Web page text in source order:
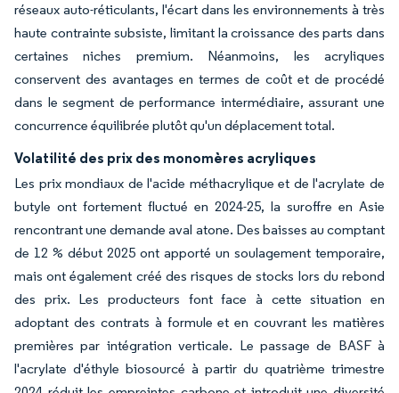
réseaux auto-réticulants, l'écart dans les environnements à très
haute contrainte subsiste, limitant la croissance des parts dans
certaines niches premium. Néanmoins, les acryliques
conservent des avantages en termes de coût et de procédé
dans le segment de performance intermédiaire, assurant une
concurrence équilibrée plutôt qu'un déplacement total.
Volatilité des prix des monomères acryliques
Les prix mondiaux de l'acide méthacrylique et de l'acrylate de
butyle ont fortement fluctué en 2024-25, la suroffre en Asie
rencontrant une demande aval atone. Des baisses au comptant
de 12 % début 2025 ont apporté un soulagement temporaire,
mais ont également créé des risques de stocks lors du rebond
des prix. Les producteurs font face à cette situation en
adoptant des contrats à formule et en couvrant les matières
premières par intégration verticale. Le passage de BASF à
l'acrylate d'éthyle biosourcé à partir du quatrième trimestre